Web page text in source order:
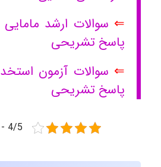
⇐
پاسخ تشریحی
⇐ سوالات آزمون
پاسخ تشریحی
4/5 - (1 امتیاز)